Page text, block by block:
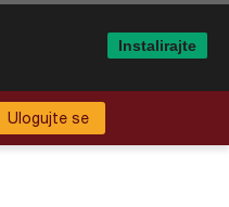
Ulogujte se
Instalirajte